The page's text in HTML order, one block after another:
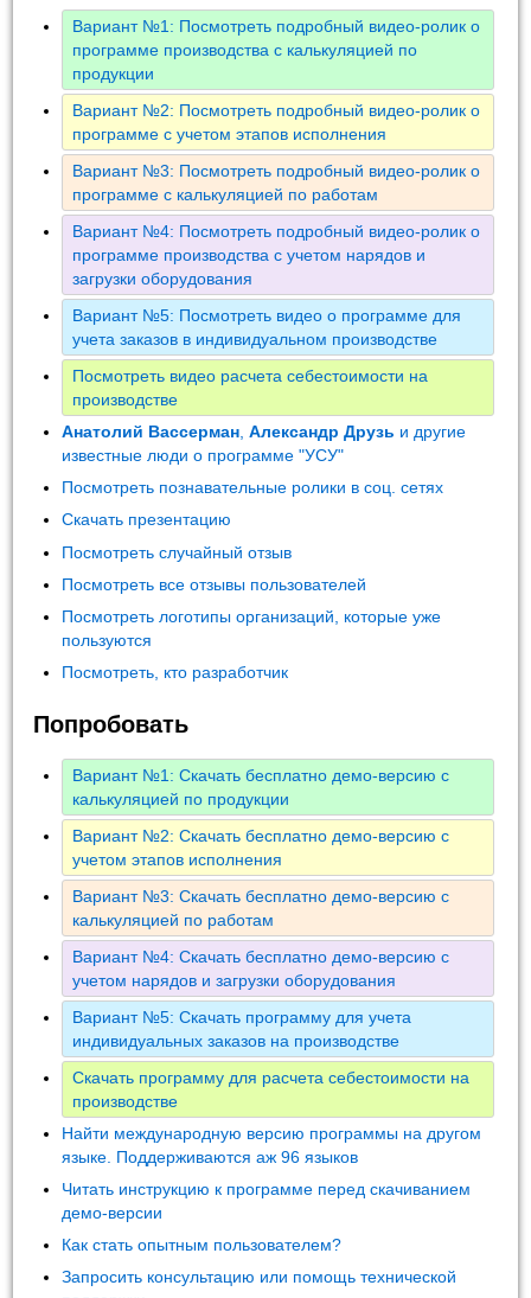
Вариант №1: Посмотреть подробный видео-ролик о
программе производства с калькуляцией по
продукции
Вариант №2: Посмотреть подробный видео-ролик о
программе с учетом этапов исполнения
Вариант №3: Посмотреть подробный видео-ролик о
программе с калькуляцией по работам
Вариант №4: Посмотреть подробный видео-ролик о
программе производства с учетом нарядов и
загрузки оборудования
Вариант №5: Посмотреть видео о программе для
учета заказов в индивидуальном производстве
Посмотреть видео расчета себестоимости на
производстве
Анатолий Вассерман ,Александр Друзь и другие
известные люди о программе "УСУ"
Посмотреть познавательные ролики в соц. сетях
Скачать презентацию
Посмотреть случайный отзыв
Посмотреть все отзывы пользователей
Посмотреть логотипы организаций, которые уже
пользуются
Посмотреть, кто разработчик
Попробовать
Вариант №1: Скачать бесплатно демо-версию с
калькуляцией по продукции
Вариант №2: Скачать бесплатно демо-версию с
учетом этапов исполнения
Вариант №3: Скачать бесплатно демо-версию с
калькуляцией по работам
Вариант №4: Скачать бесплатно демо-версию с
учетом нарядов и загрузки оборудования
Вариант №5: Скачать программу для учета
индивидуальных заказов на производстве
Скачать программу для расчета себестоимости на
производстве
Найти международную версию программы на другом
языке. Поддерживаются аж 96 языков
Читать инструкцию к программе перед скачиванием
демо-версии
Как стать опытным пользователем?
Запросить консультацию или помощь технической